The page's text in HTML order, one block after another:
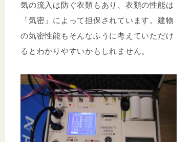
気の流入は防ぐ衣類もあり、衣類の性能は
「気密」によって担保されています。建物
の気密性能もそんなふうに考えていただけ
るとわかりやすいかもしれません。